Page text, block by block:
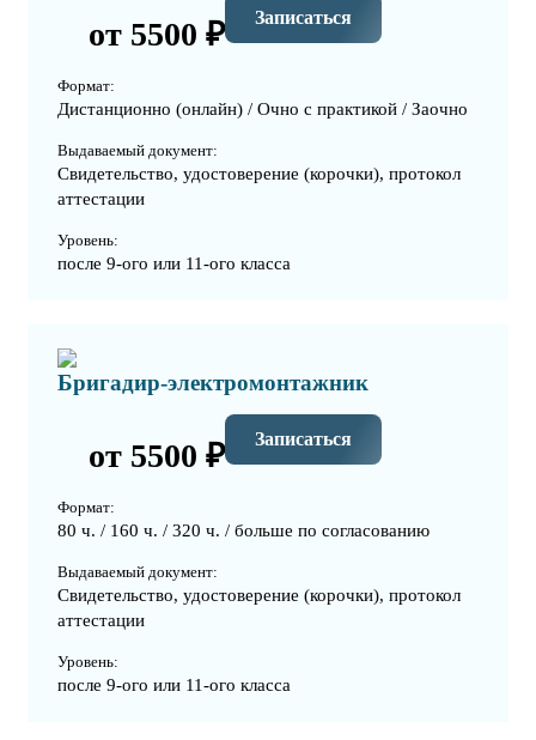
от 5500 ₽ Записаться
Формат:
Дистанционно (онлайн) / Очно с практикой / Заочно
Выдаваемый документ:
Свидетельство, удостоверение (корочки), протокол
аттестации
Уровень:
после 9-ого или 11-ого класса
Бригадир-электромонтажник
от 5500 ₽ Записаться
Формат:
80 ч. / 160 ч. / 320 ч. / больше по согласованию
Выдаваемый документ:
Свидетельство, удостоверение (корочки), протокол
аттестации
Уровень:
после 9-ого или 11-ого класса